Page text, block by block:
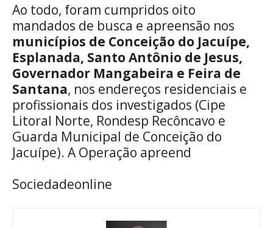
Ao todo, foram cumpridos oito
mandados de busca e apreensão nos
municípios de Conceição do Jacuípe,
Esplanada, Santo Antônio de Jesus,
Governador Mangabeira e Feira de
Santana, nos endereços residenciais e
profissionais dos investigados (Cipe
Litoral Norte, Rondesp Recôncavo e
Guarda Municipal de Conceição do
Jacuípe). A Operação apreend
Sociedadeonline